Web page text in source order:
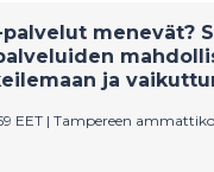
menevät?
ja
EET | Tampereen